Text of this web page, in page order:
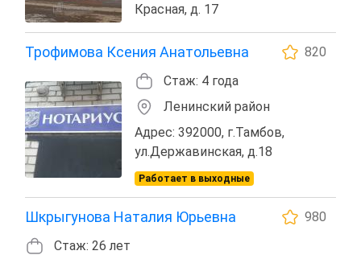
Красная, д. 17
Трофимова Ксения Анатольевна
820
Стаж: 4 года
Ленинский район
Адрес: 392000, г.Тамбов,
ул.Державинская, д.18
Работает в выходные
Шкрыгунова Наталия Юрьевна
980
Стаж: 26 лет